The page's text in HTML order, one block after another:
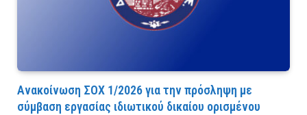
Ανακοίνωση ΣΟΧ 1/2026 για την πρόσληψη με
σύμβαση εργασίας ιδιωτικού δικαίου ορισμένου